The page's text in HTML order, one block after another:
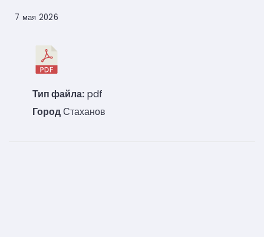
7 мая 2026
Тип файла: pdf
ГородСтаханов